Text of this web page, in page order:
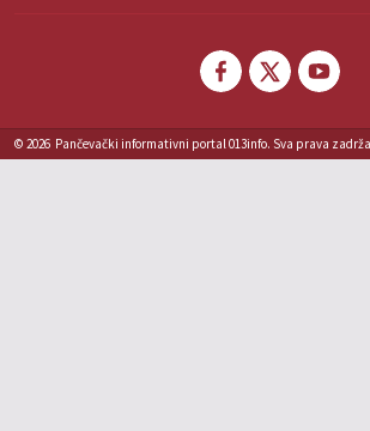
© 2026 Pančevački informativni portal 013info. Sva prava